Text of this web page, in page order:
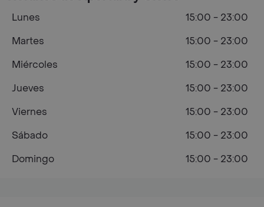
Lunes
15:00 - 23:00
Martes
15:00 - 23:00
Miércoles
15:00 - 23:00
Jueves
15:00 - 23:00
Viernes
15:00 - 23:00
Sábado
15:00 - 23:00
Domingo
15:00 - 23:00